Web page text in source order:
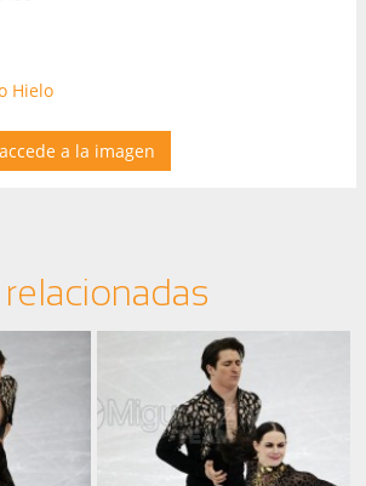
Hielo
a la imagen